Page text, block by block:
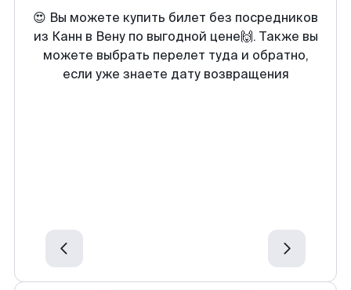
😍 Вы можете купить билет без посредников
из Канн в Вену по выгодной цене🙌. Также вы
можете выбрать перелет туда и обратно,
если уже знаете дату возвращения